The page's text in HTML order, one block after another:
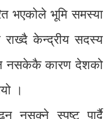
भएकोले भूमि समस्या
राख्दै केन्द्रीय सदस्य
नसकेकै कारण देशको
।
नसक्ने स्पष्ट पार्दै